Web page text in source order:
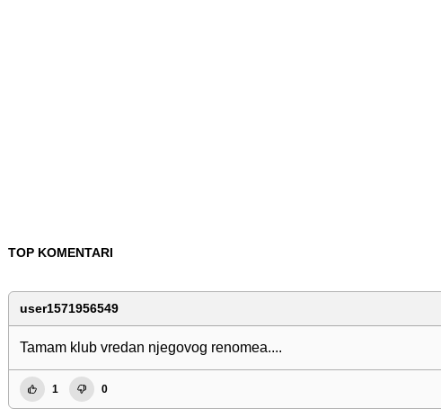
TOP KOMENTARI
user1571956549
Tamam klub vredan njegovog renomea....
1 0